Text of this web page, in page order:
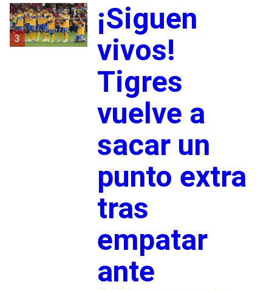
3
¡Siguen
vivos!
Tigres
vuelve a
sacar un
punto extra
tras
empatar
ante